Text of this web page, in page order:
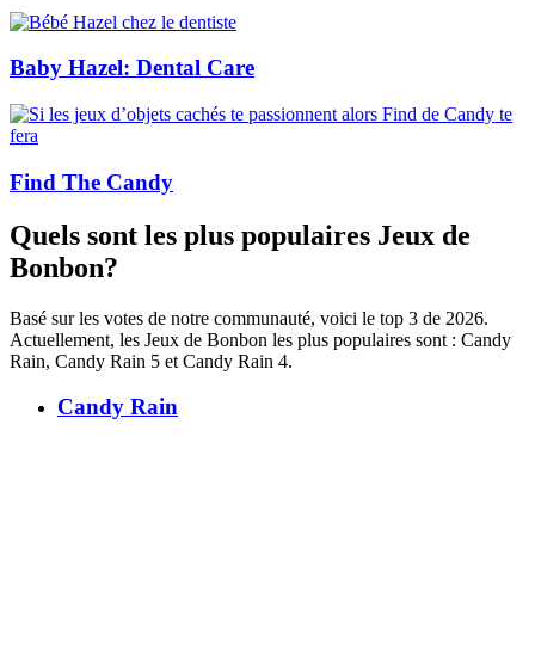
Baby Hazel: Dental Care
Find The Candy
Quels sont les plus populaires Jeux de
Bonbon?
Basé sur les votes de notre communauté, voici le top 3 de 2026.
Actuellement, les Jeux de Bonbon les plus populaires sont : Candy
Rain, Candy Rain 5 et Candy Rain 4.
Candy Rain